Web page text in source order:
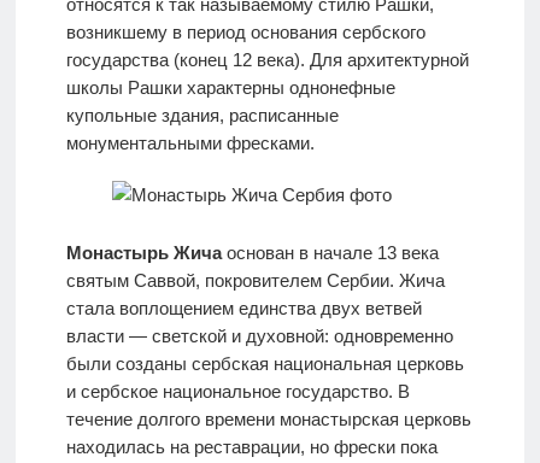
относятся к так называемому стилю Рашки,
возникшему в период основания сербского
государства (конец 12 века). Для архитектурной
школы Рашки характерны однонефные
купольные здания, расписанные
монументальными фресками.
Монастырь Жичаоснован в начале 13 века
святым Саввой, покровителем Сербии. Жича
стала воплощением единства двух ветвей
власти — светской и духовной: одновременно
были созданы сербская национальная церковь
и сербское национальное государство. В
течение долгого времени монастырская церковь
находилась на реставрации, но фрески пока